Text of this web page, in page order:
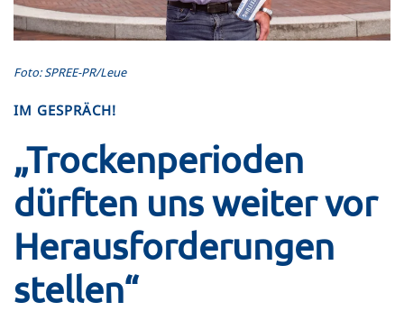
Foto: SPREE-PR/Leue
IM GESPRÄCH!
„Trockenperioden
dürften uns weiter vor
Herausforderungen
stellen“